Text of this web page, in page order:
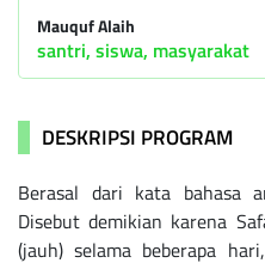
Mauquf Alaih
santri, siswa, masyarakat
DESKRIPSI PROGRAM
Berasal dari kata bahasa
Disebut demikian karena
(jauh) selama beberapa